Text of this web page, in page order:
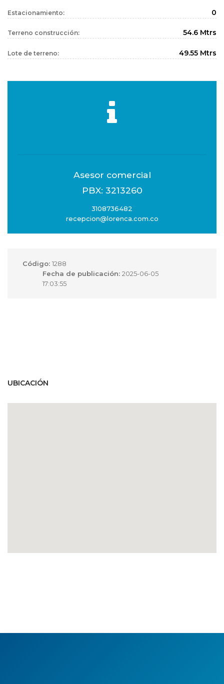
Estacionamiento: 0
Terreno construcción: 54.6 Mtrs
Lote de terreno: 49.55 Mtrs
Asesor comercial
PBX: 3213260
3108736482
recepcion@lorenca.com.co
Código: 1288
Fecha de publicación: 2025-06-05
17:03:55
UBICACIÓN